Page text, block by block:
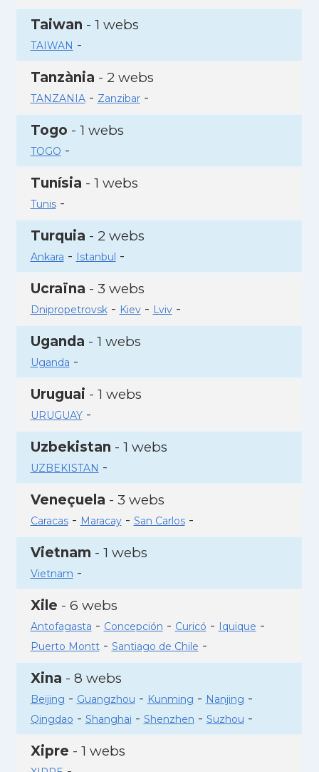
Taiwan - 1 webs
TAIWAN -
Tanzània - 2 webs
TANZANIA- Zanzibar-
Togo - 1 webs
TOGO -
Tunísia - 1 webs
Tunis-
Turquia - 2 webs
Ankara - Istanbul -
Ucraïna - 3 webs
Dnipropetrovsk- Kiev- Lviv-
Uganda - 1 webs
Uganda -
Uruguai - 1 webs
URUGUAY-
Uzbekistan - 1 webs
UZBEKISTAN -
Veneçuela - 3 webs
Caracas- Maracay- San Carlos-
Vietnam - 1 webs
Vietnam -
Xile - 6 webs
Antofagasta - Concepción - Curicó - Iquique -
Puerto Montt- Santiago de Chile -
Xina - 8 webs
Beijing - Guangzhou - Kunming - Nanjing -
Qingdao - Shanghai - Shenzhen - Suzhou -
Xipre - 1 webs